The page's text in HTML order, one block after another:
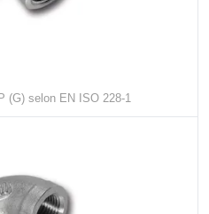
(G) selon EN ISO 228-1